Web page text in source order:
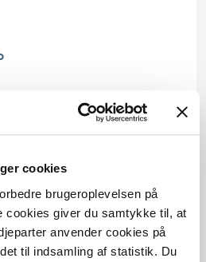
cookies
brugeroplevelsen på
cookies giver du samtykke til, at
anvender cookies på
til indsamling af statistik. Du